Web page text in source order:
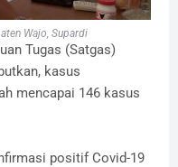
Wajo, Supardi
Tugas (Satgas)
kasus
mencapai 146 kasus
positif Covid-19